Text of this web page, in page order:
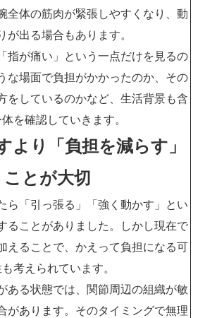
全体の筋肉が緊張しやすくなり、動
が出る場合もあります。
指が痛い」という一点だけを見るの
な場面で負担がかかったのか、その
をしているのかなど、生活背景も含
を確認していきます。
より「負担を減らす」
ことが大切
ら「引っ張る」「強く動かす」とい
ることがありました。しかし現在で
えることで、かえって負担になる可
考えられています。
ある状態では、関節周辺の組織が敏
があります。そのタイミングで無理